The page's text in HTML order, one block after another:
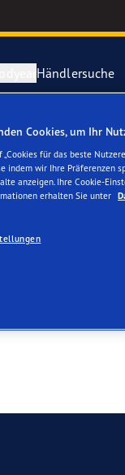
Reifenpflege
Sie einen
erforscht Schnee
Blimp
RACING
Händlersuche
Cookies, um Ihr
„Cookies für das beste
indem wir Ihre Präferenzen
anzeigen. Ihre Cookie-
erhalten Sie unter